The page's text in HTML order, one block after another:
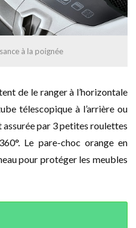
à la poignée
de le ranger à l’horizontale
télescopique à l’arrière ou
par 3 petites roulettes
Le pare-choc orange en
pour protéger les meubles